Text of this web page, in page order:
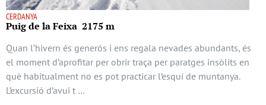
CERDANYA
Puig de la Feixa 2175 m
Quan l’hivern és generós i ens regala nevades abundants, és
el moment d’aprofitar per obrir traça per paratges insòlits en
què habitualment no es pot practicar l’esquí de muntanya.
L’excursió d’avui t …